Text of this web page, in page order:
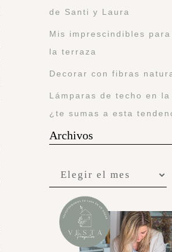
de Santi y Laura
Mis imprescindibles
la terraza
Decorar con fibras
Lámparas de techo en la
¿te sumas a esta
Archivos